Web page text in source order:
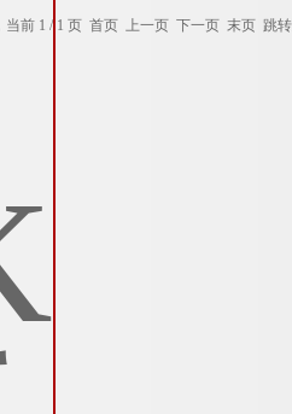
当前 1 / 1 页 首页 上一页 下一页 末页 跳